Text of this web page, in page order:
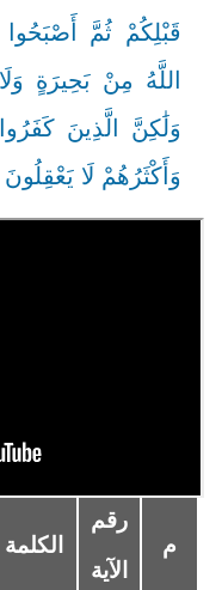
اللَّهُ مِنْ بَحِيرَةٍ
وَلَٰكِنَّ الَّذِينَ
وَأَكْثَرُهُمْ لَا يَعْقِلُونَ
م
رقم
الآية
الكلمة